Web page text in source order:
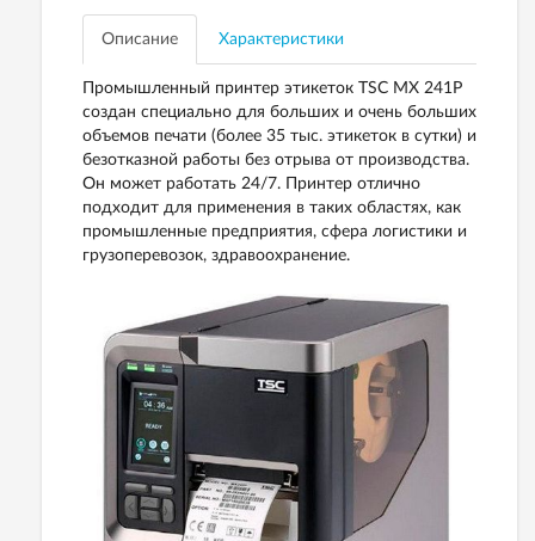
Описание Характеристики
Промышленный принтер этикеток TSC МХ 241P
создан специально для больших и очень больших
объемов печати (более 35 тыс. этикеток в сутки) и
безотказной работы без отрыва от производства.
Он может работать 24/7. Принтер отлично
подходит для применения в таких областях, как
промышленные предприятия, сфера логистики и
грузоперевозок, здравоохранение.